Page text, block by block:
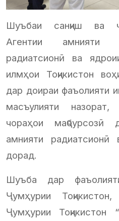
Шуъбаи санҷиш ва
Агентии амнияти
радиатсионӣ ва
илмҳои Тоҷикистон
дар доираи фаъолияти
масъулияти
чораҳои
амнияти
дорад.
Шуъба дар
Ҷумҳурии
Ҷумҳурии